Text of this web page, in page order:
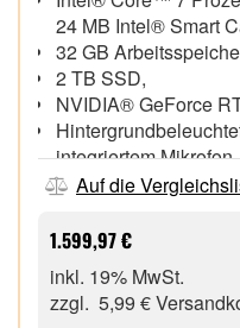
24 MB Intel® Smart
32 GB
2 TB SSD,
NVIDIA® GeForce
integriertem Mikrofon
LAN, Wi-Fi 6E
Gen 2 Type-C, 1x
1, 1x USB 2.0
Windows® 11 Home
43,9 cm (17,3")
Auf die
1.599,97 €
inkl. 19% MwSt.
zzgl. 5,99 €